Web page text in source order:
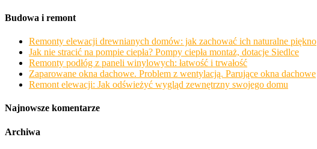
Budowa i remont
Remonty elewacji drewnianych domów: jak zachować ich naturalne piękno
Jak nie stracić na pompie ciepła? Pompy ciepła montaż, dotacje Siedlce
Remonty podłóg z paneli winylowych: łatwość i trwałość
Zaparowane okna dachowe. Problem z wentylacją. Parujące okna dachowe
Remont elewacji: Jak odświeżyć wygląd zewnętrzny swojego domu
Najnowsze komentarze
Archiwa